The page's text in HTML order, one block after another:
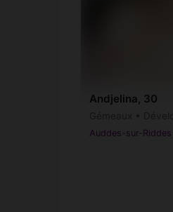
Andjelina, 30
Auddes-sur-Riddes